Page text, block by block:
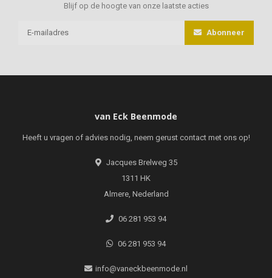
Blijf op de hoogte van onze laatste acties
Abonneer
van Eck Beenmode
Heeft u vragen of advies nodig, neem gerust contact met ons op!
Jacques Brelweg 35
1311 HK
Almere, Nederland
06 281 953 94
06 281 953 94
info@vaneckbeenmode.nl